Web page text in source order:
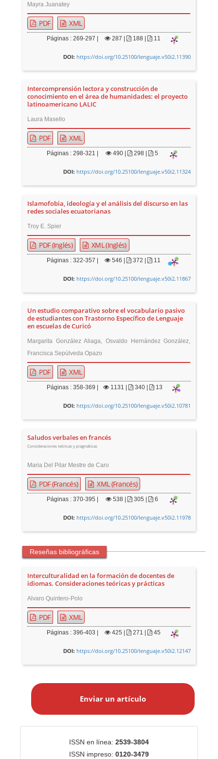
Mayra Juanatey
PDF XML
Páginas : 269-297 | 287 | 188 | 11
DOI: https://doi.org/10.25100/lenguaje.v50i2.11390
Intercomprensión lectora y construcción de
conocimiento en el área de humanidades: el proyecto
latinoamericano LALIC
Laura Masello
PDF XML
Páginas : 298-321 | 490 | 298 | 5
DOI: https://doi.org/10.25100/lenguaje.v50i2.11324
Islamofobia, ideología y el análisis del discurso en las
redes sociales ecuatorianas
Troy E. Spier
PDF (Inglés) XML (Inglés)
Páginas : 322-357 | 546 | 372 | 11
DOI: https://doi.org/10.25100/lenguaje.v50i2.11867
Un estudio comparativo sobre el vocabulario pasivo
de estudiantes con Trastorno Específico de Lenguaje
en escuelas de Curicó
Margarita González Aliaga, Osvaldo Hernández González,
Francisca Sepúlveda Opazo
PDF XML
Páginas : 358-369 | 1131 | 340 | 13
DOI: https://doi.org/10.25100/lenguaje.v50i2.10781
Saludos verbales en francés
Consideraciones teóricas y pragmáticas
Maria Del Pilar Mestre de Caro
PDF (Francés) XML (Francés)
Páginas : 370-395 | 538 | 305 | 6
DOI: https://doi.org/10.25100/lenguaje.v50i2.11978
Reseñas bibliográficas
Interculturalidad en la formación de docentes de
idiomas. Consideraciones teóricas y prácticas
Alvaro Quintero-Polo
PDF XML
Páginas : 396-403 | 425 | 271 | 45
DOI: https://doi.org/10.25100/lenguaje.v50i2.12147
a
Enviar un artículo
ISSN en línea: 2539-3804
ISSN impreso: 0120-3479